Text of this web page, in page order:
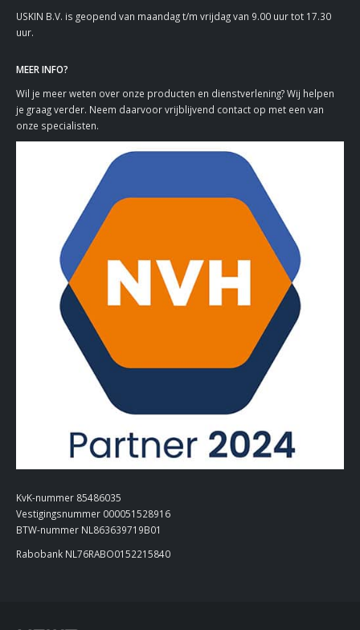
USKIN B.V. is geopend van maandag t/m vrijdag van 9.00 uur tot 17.30
uur.
MEER INFO?
Wil je meer weten over onze producten en dienstverlening? Wij helpen
je graag verder. Neem daarvoor vrijblijvend contact op met een van
onze specialisten.
KvK-nummer 85486035
Vestigingsnummer 000051528916
BTW-nummer NL863639719B01
Rabobank NL76RABO0152215840